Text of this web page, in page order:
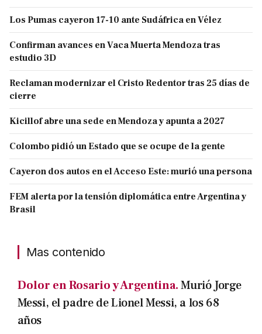
Los Pumas cayeron 17-10 ante Sudáfrica en Vélez
Confirman avances en Vaca Muerta Mendoza tras
estudio 3D
Reclaman modernizar el Cristo Redentor tras 25 días de
cierre
Kicillof abre una sede en Mendoza y apunta a 2027
Colombo pidió un Estado que se ocupe de la gente
Cayeron dos autos en el Acceso Este: murió una persona
FEM alerta por la tensión diplomática entre Argentina y
Brasil
Mas contenido
Dolor en Rosario y Argentina.Murió Jorge
Messi, el padre de Lionel Messi, a los 68
años